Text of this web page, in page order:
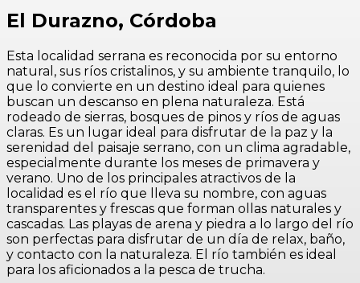
El Durazno, Córdoba
Esta localidad serrana es reconocida por su entorno
natural, sus ríos cristalinos, y su ambiente tranquilo, lo
que lo convierte en un destino ideal para quienes
buscan un descanso en plena naturaleza. Está
rodeado de sierras, bosques de pinos y ríos de aguas
claras. Es un lugar ideal para disfrutar de la paz y la
serenidad del paisaje serrano, con un clima agradable,
especialmente durante los meses de primavera y
verano. Uno de los principales atractivos de la
localidad es el río que lleva su nombre, con aguas
transparentes y frescas que forman ollas naturales y
cascadas. Las playas de arena y piedra a lo largo del río
son perfectas para disfrutar de un día de relax, baño,
y contacto con la naturaleza. El río también es ideal
para los aficionados a la pesca de trucha.